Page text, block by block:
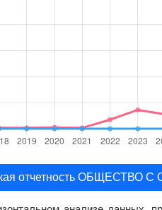
отчетность